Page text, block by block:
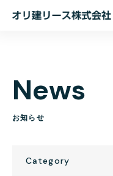
オ
ー
ス
株
News
お知らせ
Category